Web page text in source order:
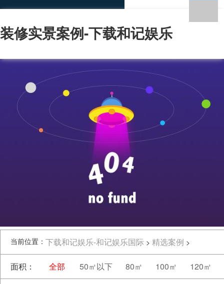
装修实景案例-下载和记娱乐
当前位置： 下载和记娱乐-和记娱乐国际 > 精选案例 >
面积： 全部 50㎡以下 80㎡ 100㎡ 120㎡